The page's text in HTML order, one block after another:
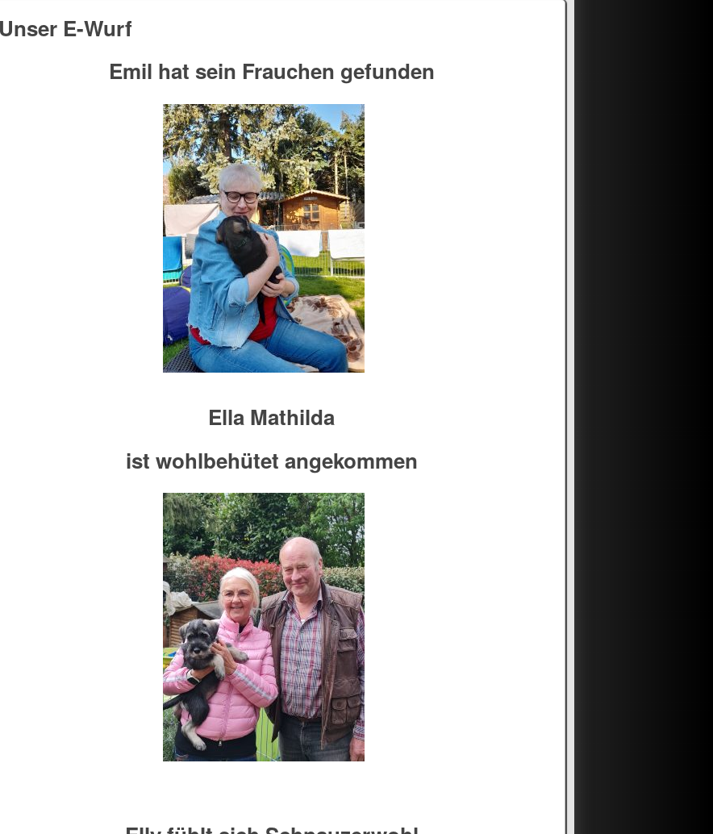
Unser E-Wurf
Emil hat sein Frauchen gefunden
Ella Mathilda
ist wohlbehütet angekommen